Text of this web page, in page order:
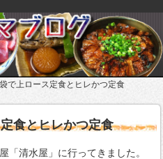
で上ロース定食とヒレかつ定食
食とヒレかつ定食
「清水屋」に行ってきました。